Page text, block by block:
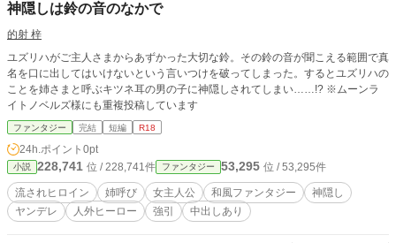
神隠しは鈴の音のなかで
的射 梓
ユズリハがご主人さまからあずかった大切な鈴。その鈴の音が聞こえる範囲で真
名を口に出してはいけないという言いつけを破ってしまった。するとユズリハの
ことを姉さまと呼ぶキツネ耳の男の子に神隠しされてしまい……!? ※ムーンラ
イトノベルズ様にも重複投稿しています
ファンタジー 完結 短編 R18
24h.ポイント 0pt
小説 228,741 位 / 228,741件 ファンタジー 53,295 位 / 53,295件
流されヒロイン 姉呼び 女主人公 和風ファンタジー
神隠し
ヤンデレ
人外ヒーロー 強引 中出しあり